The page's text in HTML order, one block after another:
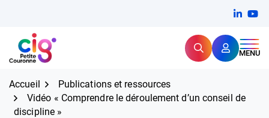
contenu
CIG Petite Couronne RechercherMENU
Expertise et proximité pour
Accueil
Publications et ressources
Vidéo « Comprendre le déroulement d’un conseil de
discipline »